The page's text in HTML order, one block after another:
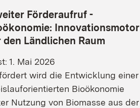
Förderaufruf -
Innovationsmotor
den Ländlichen Raum
1. Mai 2026
wird die Entwicklung einer
Bioökonomie
Nutzung von Biomasse aus der